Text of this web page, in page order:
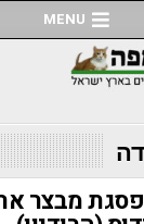
MENU
מבצר